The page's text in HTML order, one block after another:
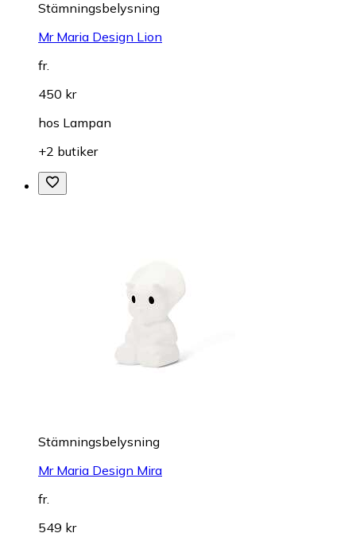
Stämningsbelysning
Mr Maria Design Lion
fr.
450 kr
hos Lampan
+2 butiker
Stämningsbelysning
Mr Maria Design Mira
fr.
549 kr